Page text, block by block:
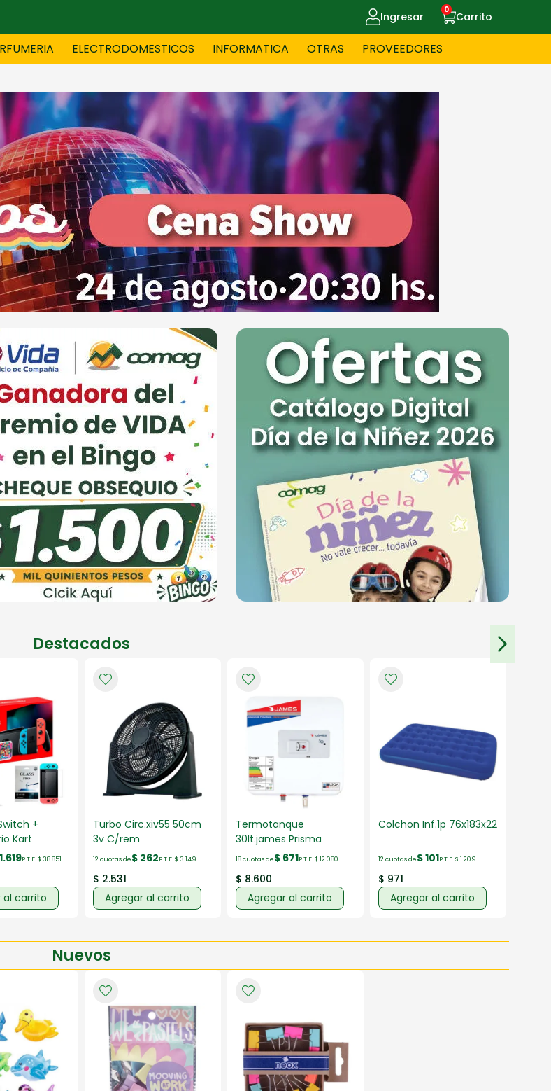
Ingresar Carrito
0
ELECTRODOMESTICOS INFORMATICA OTRAS
BLANCO BOUTIQUE MASCOTAS CELULARES
ELECTRODOMESTICOS FITNESS HERRAMIENTAS
JOVENES JOYERIA JUGUETERIA
MUEBLERIA NIÑOS - BEBES PAPELERIA
SUPERMERCADO ZAPATERIA DE DAMAS ZAPATERIA HOMBRES
PROVEEDORES
Destacados
+
Kart
P.T.F. $ 38.851
al carrito
Turbo Circ.xiv55 50cm
3v C/rem
12 cuotas de$ 262P.T.F. $ 3.149
$ 2.531
Agregar al carrito
Termotanque
30lt.james Prisma
18 cuotas de$ 671P.T.F. $ 12.080
$ 8.600
Agregar al carrito
Colchon Inf.1p 76x183x22
12 cuotas de$ 101P.T.F. $ 1.209
$ 971
Agregar al carrito
Nuevos